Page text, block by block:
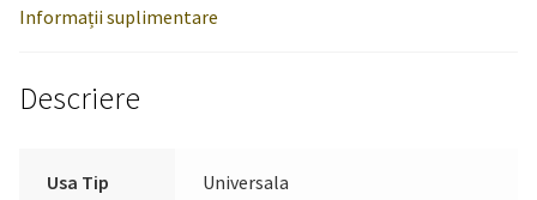
Informații suplimentare
Descriere
Usa Tip Universala